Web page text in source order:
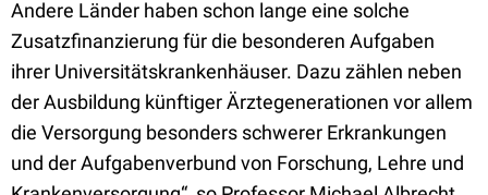
Andere Länder haben schon lange eine solche
Zusatzfinanzierung für die besonderen Aufgaben
ihrer Universitätskrankenhäuser. Dazu zählen neben
der Ausbildung künftiger Ärztegenerationen vor allem
die Versorgung besonders schwerer Erkrankungen
und der Aufgabenverbund von Forschung, Lehre und